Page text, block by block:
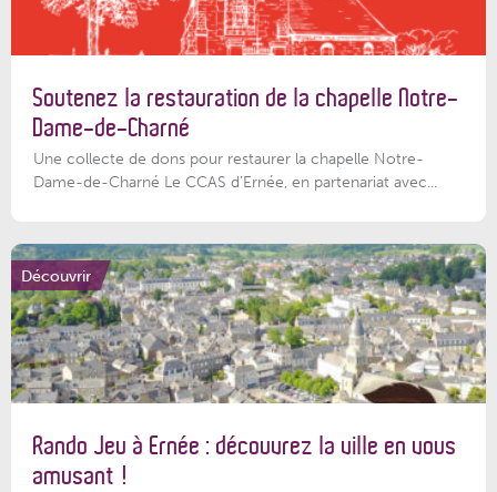
Soutenez la restauration de la chapelle Notre-
Dame-de-Charné
Une collecte de dons pour restaurer la chapelle Notre-
Dame-de-Charné Le CCAS d’Ernée, en partenariat avec...
Découvrir
Rando Jeu à Ernée : découvrez la ville en vous
amusant !